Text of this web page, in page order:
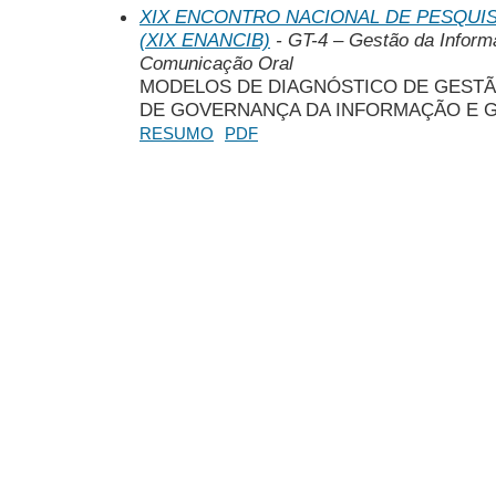
XIX ENCONTRO NACIONAL DE
(XIX ENANCIB) - GT-4 – Gestão da
Comunicação Oral
MODELOS DE DIAGNÓSTICO DE
DE GOVERNANÇA DA INFORMAÇÃO E
RESUMO PDF